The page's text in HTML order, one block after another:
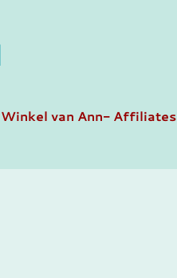
Winkel van Ann- Affiliates